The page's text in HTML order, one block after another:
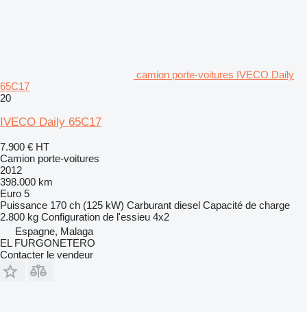
camion porte-voitures IVECO Daily
65C17
20
IVECO Daily 65C17
7.900 € HT
Camion porte-voitures
2012
398.000 km
Euro 5
Puissance 170 ch (125 kW) Carburant diesel Capacité de charge
2.800 kg Configuration de l'essieu 4x2
Espagne, Malaga
EL FURGONETERO
Contacter le vendeur